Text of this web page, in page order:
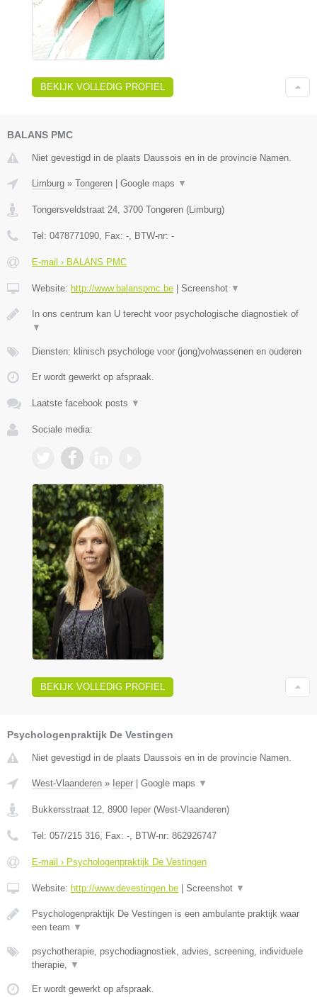
BEKIJK VOLLEDIG PROFIEL
BALANS PMC
Niet gevestigd in de plaats Daussois en in de provincie Namen.
Limburg » Tongeren | Google maps ▼
Tongersveldstraat 24 3700 Tongeren (Limburg)
Tel: 0478771090 , Fax: - , BTW-nr: -
E-mail › BALANS PMC
Website: http://www.balanspmc.be | Screenshot ▼
In ons centrum kan U terecht voor psychologische diagnostiek of
▼
Diensten: klinisch psychologe voor (jong)volwassenen en ouderen
Er wordt gewerkt op afspraak.
Laatste facebook posts ▼
Sociale media:
BEKIJK VOLLEDIG PROFIEL
Psychologenpraktijk De Vestingen
Niet gevestigd in de plaats Daussois en in de provincie Namen.
West-Vlaanderen » Ieper Google maps ▼
Bukkersstraat 12 8900 Ieper (West-Vlaanderen)
Tel: 057/215 316 , Fax: - , BTW-nr: 862926747
E-mail › Psychologenpraktijk De Vestingen
Website: http://www.devestingen.be Screenshot ▼
Psychologenpraktijk De Vestingen is een ambulante praktijk waar
een team ▼
psychotherapie, psychodiagnostiek, advies, screening, individuele
therapie,
▼
Er wordt gewerkt op afspraak.